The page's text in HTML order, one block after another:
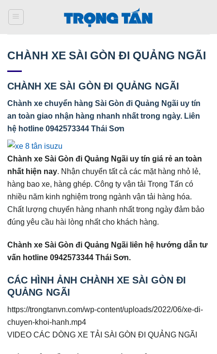
qua
CHÀNH XE SÀI GÒN ĐI QUẢNG NGÃI
CHÀNH XE SÀI GÒN ĐI QUẢNG NGÃI
Chành xe chuyển hàng Sài Gòn đi Quảng Ngãi uy tín
an toàn giao nhận hàng nhanh nhất trong ngày. Liên
hệ hotline 0942573344 Thái Sơn
Chành xe Sài Gòn đi Quảng Ngãi uy tín giá rẻ an toàn
nhất hiện nay. Nhận chuyển tất cả các mặt hàng nhỏ lẻ,
hàng bao xe, hàng ghép. Công ty vận tải Trọng Tấn có
nhiều năm kinh nghiệm trong ngành vận tải hàng hóa.
Chất lượng chuyển hàng nhanh nhất trong ngày đảm bảo
đúng yêu cầu hài lòng nhất cho khách hàng.
Chành xe Sài Gòn đi Quảng Ngãi liên hệ hướng dẫn tư
vấn hotline 0942573344 Thái Sơn.
CÁC HÌNH ẢNH CHÀNH XE SÀI GÒN ĐI
QUẢNG NGÃI
https://trongtanvn.com/wp-content/uploads/2022/06/xe-di-
chuyen-khoi-hanh.mp4
VIDEO CÁC DÒNG XE TẢI SÀI GÒN ĐI QUẢNG NGÃI